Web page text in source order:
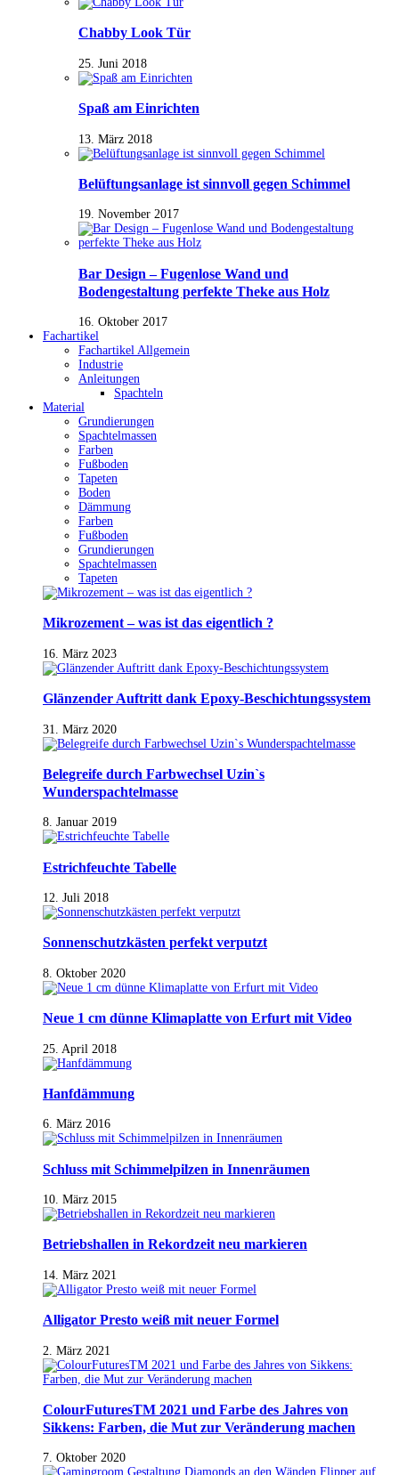
Chabby Look Tür
25. Juni 2018
Spaß am Einrichten
13. März 2018
Belüftungsanlage ist sinnvoll gegen Schimmel
19. November 2017
Bar Design – Fugenlose Wand und
Bodengestaltung perfekte Theke aus Holz
16. Oktober 2017
Fachartikel
Fachartikel Allgemein
Industrie
Anleitungen
Spachteln
Material
Grundierungen
Spachtelmassen
Farben
Fußboden
Tapeten
Boden
Dämmung
Farben
Fußboden
Grundierungen
Spachtelmassen
Tapeten
Mikrozement – was ist das eigentlich ?
16. März 2023
Glänzender Auftritt dank Epoxy-Beschichtungssystem
31. März 2020
Belegreife durch Farbwechsel Uzin`s
Wunderspachtelmasse
8. Januar 2019
Estrichfeuchte Tabelle
12. Juli 2018
Sonnenschutzkästen perfekt verputzt
8. Oktober 2020
Neue 1 cm dünne Klimaplatte von Erfurt mit Video
25. April 2018
Hanfdämmung
6. März 2016
Schluss mit Schimmelpilzen in Innenräumen
10. März 2015
Betriebshallen in Rekordzeit neu markieren
14. März 2021
Alligator Presto weiß mit neuer Formel
2. März 2021
ColourFuturesTM 2021 und Farbe des Jahres von
Sikkens: Farben, die Mut zur Veränderung machen
7. Oktober 2020